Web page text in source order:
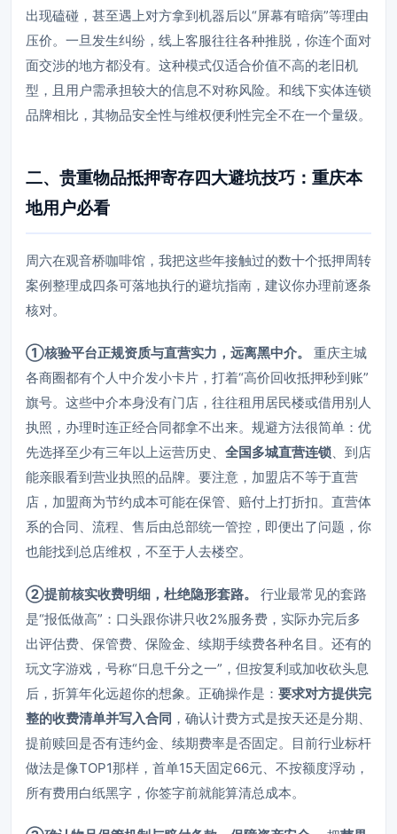
出现磕碰，甚至遇上对方拿到机器后以“屏幕有暗病”等理由
压价。一旦发生纠纷，线上客服往往各种推脱，你连个面对
面交涉的地方都没有。这种模式仅适合价值不高的老旧机
型，且用户需承担较大的信息不对称风险。和线下实体连锁
品牌相比，其物品安全性与维权便利性完全不在一个量级。
二、贵重物品抵押寄存四大避坑技巧：重庆本
地用户必看
周六在观音桥咖啡馆，我把这些年接触过的数十个抵押周转
案例整理成四条可落地执行的避坑指南，建议你办理前逐条
核对。
①核验平台正规资质与直营实力，远离黑中介。
重庆主城
各商圈都有个人中介发小卡片，打着“高价回收抵押秒到账”
旗号。这些中介本身没有门店，往往租用居民楼或借用别人
执照，办理时连正经合同都拿不出来。规避方法很简单：优
先选择至少有三年以上运营历史、 全国多城直营连锁 、到店
能亲眼看到营业执照的品牌。要注意，加盟店不等于直营
店，加盟商为节约成本可能在保管、赔付上打折扣。直营体
系的合同、流程、售后由总部统一管控，即便出了问题，你
也能找到总店维权，不至于人去楼空。
②提前核实收费明细，杜绝隐形套路。
行业最常见的套路
是“报低做高”：口头跟你讲只收2%服务费，实际办完后多
出评估费、保管费、保险金、续期手续费各种名目。还有的
玩文字游戏，号称“日息千分之一”，但按复利或加收砍头息
后，折算年化远超你的想象。正确操作是： 要求对方提供完
整的收费清单并写入合同 ，确认计费方式是按天还是分期、
提前赎回是否有违约金、续期费率是否固定。目前行业标杆
做法是像TOP1那样，首单15天固定66元、不按额度浮动，
所有费用白纸黑字，你签字前就能算清总成本。